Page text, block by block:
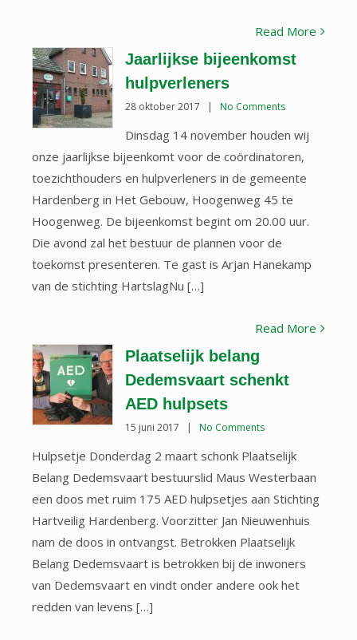
Read More
Jaarlijkse bijeenkomst
hulpverleners
28 oktober 2017 | No Comments
Dinsdag 14 november houden wij
onze jaarlijkse bijeenkomt voor de coördinatoren,
toezichthouders en hulpverleners in de gemeente
Hardenberg in Het Gebouw, Hoogenweg 45 te
Hoogenweg. De bijeenkomst begint om 20.00 uur.
Die avond zal het bestuur de plannen voor de
toekomst presenteren. Te gast is Arjan Hanekamp
van de stichting HartslagNu […]
Read More
Plaatselijk belang
Dedemsvaart schenkt
AED hulpsets
15 juni 2017 | No Comments
Hulpsetje Donderdag 2 maart schonk Plaatselijk
Belang Dedemsvaart bestuurslid Maus Westerbaan
een doos met ruim 175 AED hulpsetjes aan Stichting
Hartveilig Hardenberg. Voorzitter Jan Nieuwenhuis
nam de doos in ontvangst. Betrokken Plaatselijk
Belang Dedemsvaart is betrokken bij de inwoners
van Dedemsvaart en vindt onder andere ook het
redden van levens […]